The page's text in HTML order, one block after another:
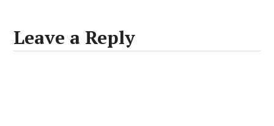
Leave a Reply